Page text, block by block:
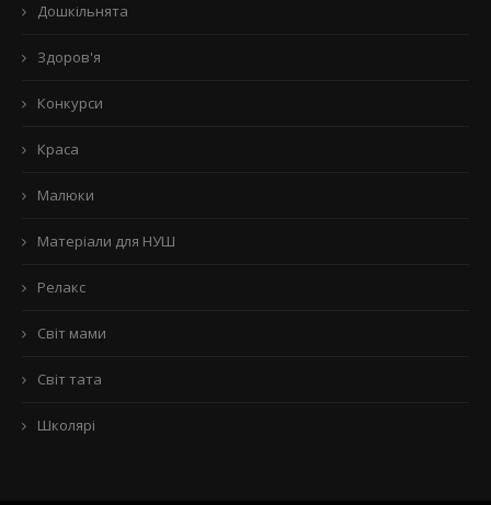
Дошкільнята
Здоров'я
Конкурси
Краса
Малюки
Матеріали для НУШ
Релакс
Світ мами
Світ тата
Школярі